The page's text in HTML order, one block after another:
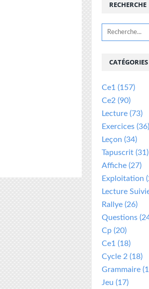
RECHERCHE
CATÉGORIES
Ce1 (157)
Ce2 (90)
Lecture (73)
Exercices (36)
Leçon (34)
Tapuscrit (31)
Affiche (27)
Exploitation
Lecture
Rallye (26)
Questions
Cp (20)
Ce1 (18)
Cycle 2 (18)
Grammaire
Jeu (17)